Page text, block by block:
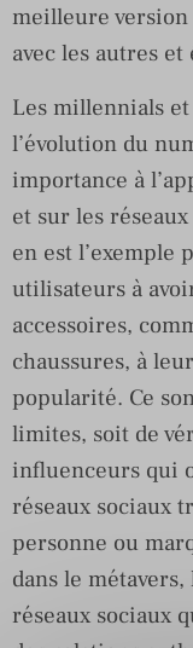
meilleure
avec les autres
Les millennials
l’évolution du
importance à
et sur les
en est l’exemple
utilisateurs à
accessoires,
chaussures, à
popularité. Ce
limites, soit de
influenceurs qui
réseaux sociaux
personne ou
dans le
réseaux sociaux